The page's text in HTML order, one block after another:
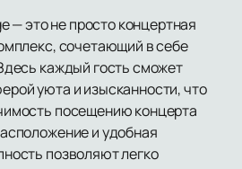
— это не просто концертная
сочетающий в себе
каждый гость сможет
уюта и изысканности, что
посещению концерта
и удобная
позволяют легко